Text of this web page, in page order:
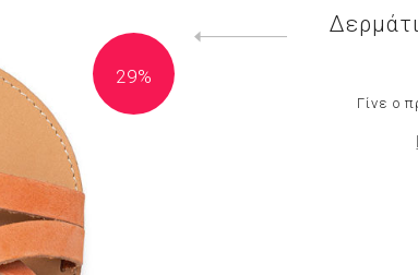
29%
Γίνε ο